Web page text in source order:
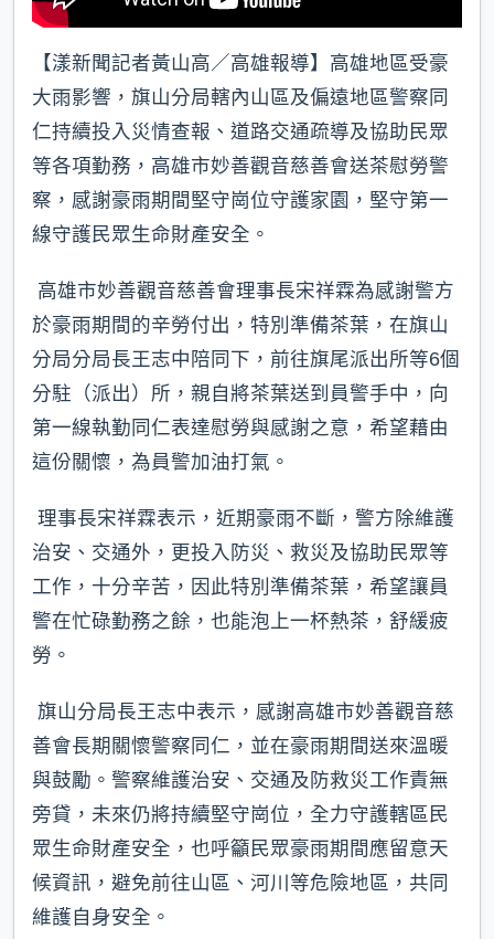
【漾新聞記者黃山高／高雄報導】高雄地區受豪
大雨影響，旗山分局轄內山區及偏遠地區警察同
仁持續投入災情查報、道路交通疏導及協助民眾
等各項勤務，高雄市妙善觀音慈善會送茶慰勞警
察，感謝豪雨期間堅守崗位守護家園，堅守第一
線守護民眾生命財產安全。
高雄市妙善觀音慈善會理事長宋祥霖為感謝警方
於豪雨期間的辛勞付出，特別準備茶葉，在旗山
分局分局長王志中陪同下，前往旗尾派出所等6個
分駐（派出）所，親自將茶葉送到員警手中，向
第一線執勤同仁表達慰勞與感謝之意，希望藉由
這份關懷，為員警加油打氣。
理事長宋祥霖表示，近期豪雨不斷，警方除維護
治安、交通外，更投入防災、救災及協助民眾等
工作，十分辛苦，因此特別準備茶葉，希望讓員
警在忙碌勤務之餘，也能泡上一杯熱茶，舒緩疲
勞。
旗山分局長王志中表示，感謝高雄市妙善觀音慈
善會長期關懷警察同仁，並在豪雨期間送來溫暖
與鼓勵。警察維護治安、交通及防救災工作責無
旁貸，未來仍將持續堅守崗位，全力守護轄區民
眾生命財產安全，也呼籲民眾豪雨期間應留意天
候資訊，避免前往山區、河川等危險地區，共同
維護自身安全。